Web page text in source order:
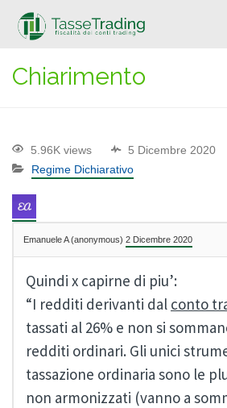
Chiarimento
5.96K views
5 Dicembre 2020
Regime Dichiarativo
Emanuele A (anonymous) 2 Dicembre 2020
Quindi x capirne di piu’:
“I redditi derivanti dal conto
tassati al 26% e non si
redditi ordinari. Gli unici
tassazione ordinaria sono le
non armonizzati (vanno a